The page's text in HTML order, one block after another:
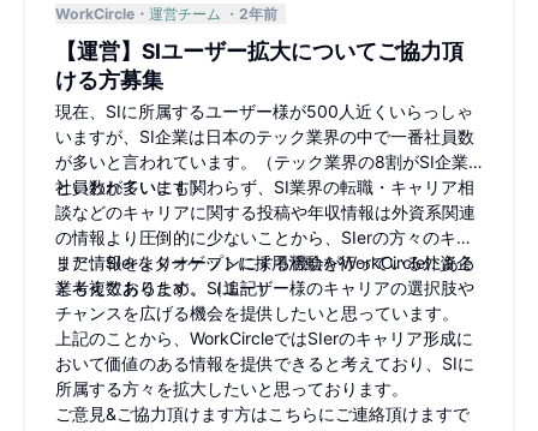
ア、ソリューションズアーキ
タントなど、技術力を活かし
ント中はオンラインで行いま
す。カメラによる顔出し、社
名の公表は必要ありません。
事前に登録プロフィールをパ
ートナー企業に展開するた
め、パートナー企業の人事・
採用責任者より個別にお声が
けさせていただく可能性があ
ります。イベント終了後、希
望される方はパートナー企業
の人事・採用責任者とカジュ
アル面談に応募することが可
能です。（※面談の機会をお約
束するものではありません）
登壇・参加企業： Box社, Kor
e.ai社, o9 Solutions社, TD SY
WorkCircle
運営チーム 2年前
【運営】SIユーザー拡大についてご協力頂
ける方募集
現在、SIに所属するユーザー様が500人近くいらっしゃ
いますが、SI企業は日本のテック業界の中で一番社員数
が多いと言われています。（テック業界の8割がSI企業
といわれています）
社員数が多いにも関わらず、SI業界の転職・キャリア相
談などのキャリアに関する投稿や年収情報は外資系関連
の情報より圧倒的に少ないことから、SIerの方々のキャ
リア情報をよりオープンにする機会がWorkCircleにある
と考えております。（追記）
また、SIerをターゲットに採用活動を行っている外資企
業も複数あるため、SIユーザー様のキャリアの選択肢や
チャンスを広げる機会を提供したいと思っています。
上記のことから、WorkCircleではSIerのキャリア形成に
おいて価値のある情報を提供できると考えており、SIに
所属する方々を拡大したいと思っております。
ご意見&ご協力頂けます方はこちらにご連絡頂けますで